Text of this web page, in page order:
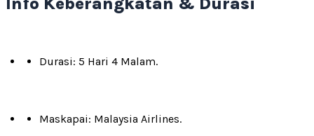
Durasi: 5 Hari 4 Malam.
Maskapai: Malaysia Airlines.